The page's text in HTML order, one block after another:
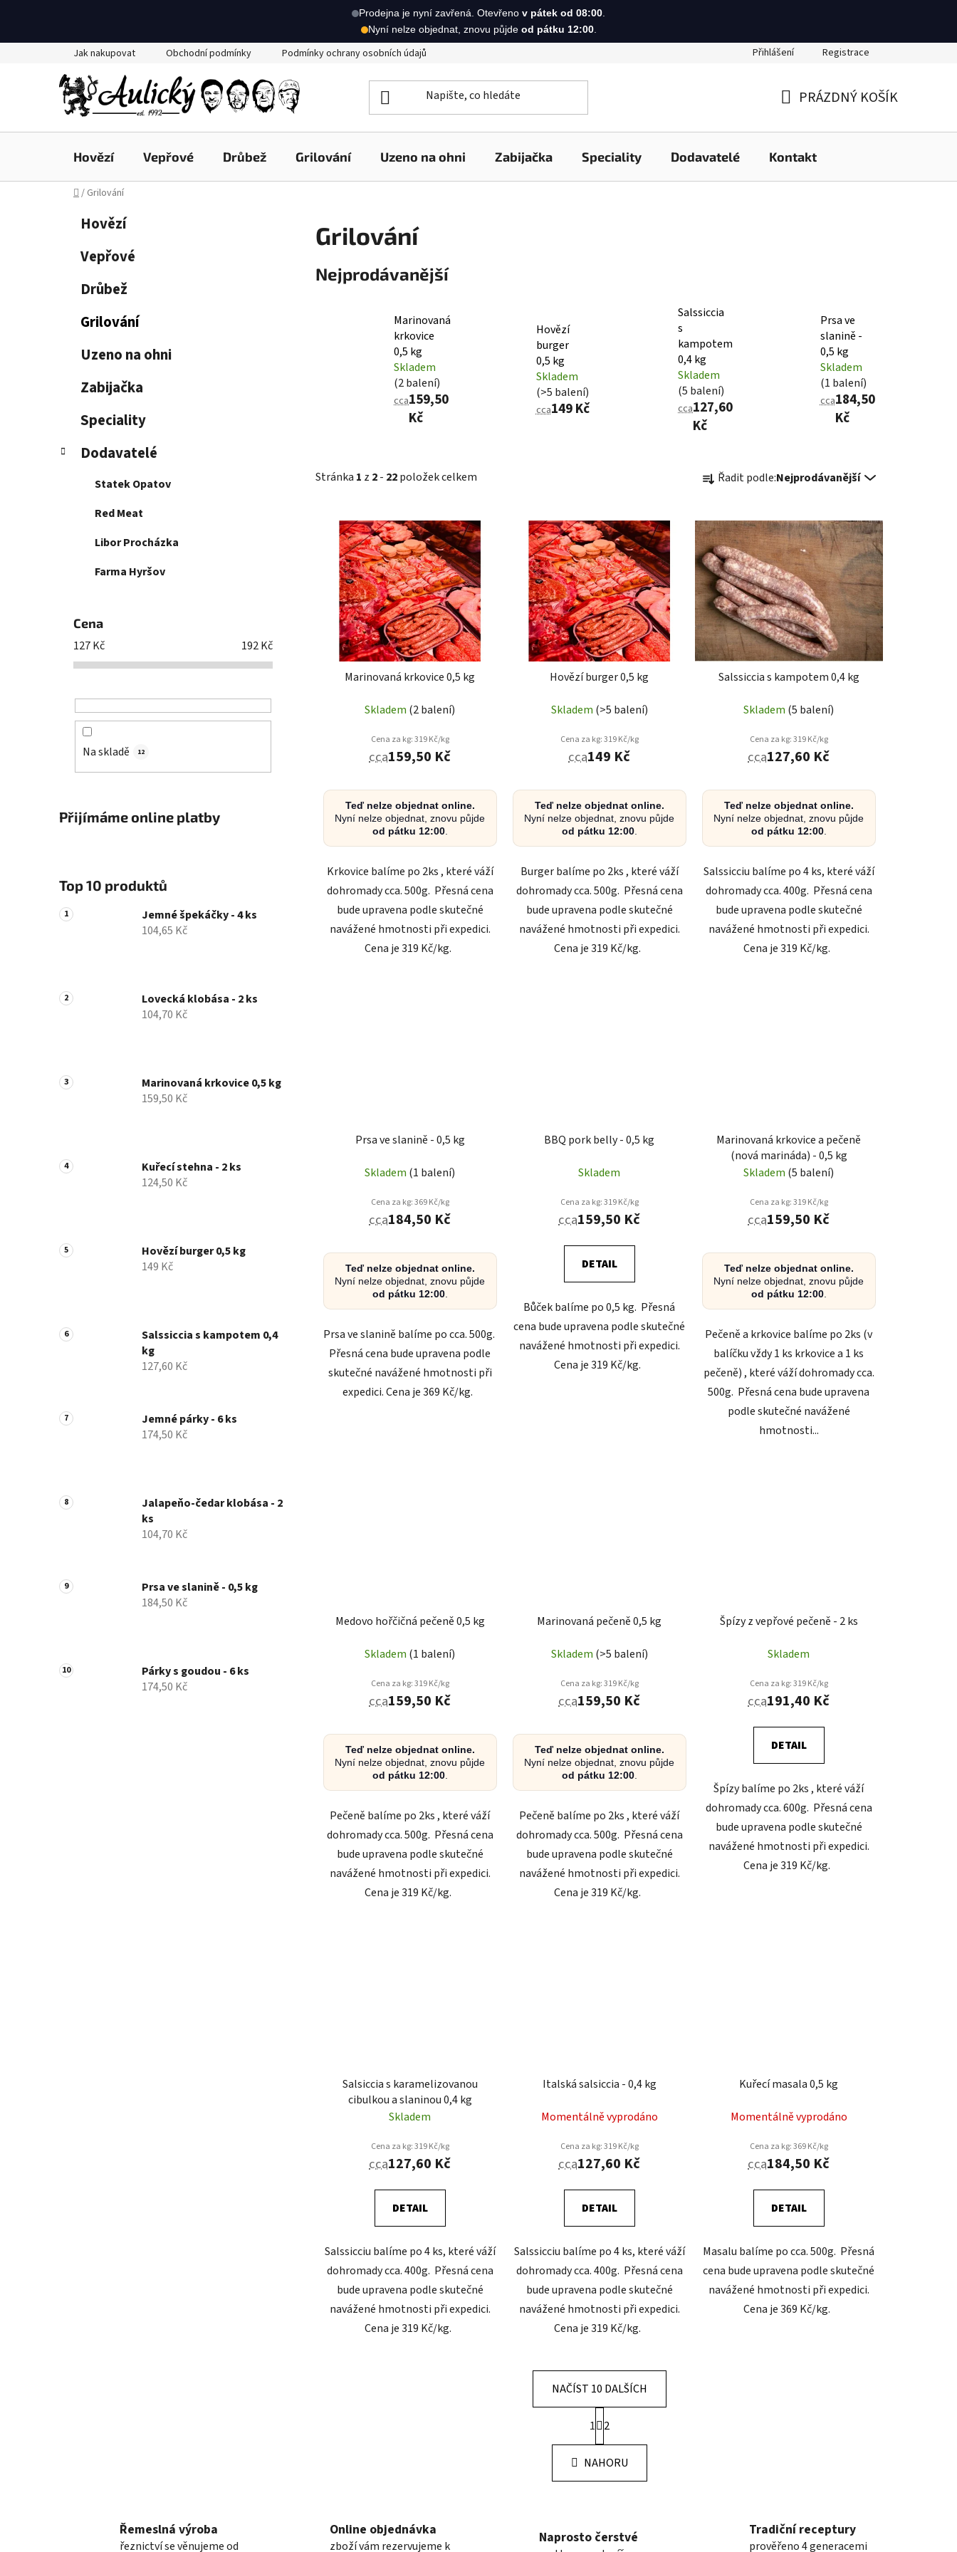
Prodejna je nyní zavřená. Otevřeno v pátek od 08:00
Nyní nelze objednat, znovu půjde od pátku 12:00.
Jak nakupovat Obchodní podmínky Podmínky ochrany osobních údajů Přihlášení Registrace
KOŠÍK
PRÁZDNÝ KOŠÍK
Hovězí Vepřové Drůbež Grilování Uzeno na ohni Zabijačka Speciality Dodavatelé Kontakt
Domů
/ Grilování
l
Přeskočit
kategorie
Hovězí
Vepřové
Drůbež
Grilování
Uzeno na ohni
Zabijačka
Speciality
Dodavatelé
Statek Opatov
Red Meat
Libor Procházka
Farma Hyršov
Cena
127Kč 192Kč
Na skladě 12
Přijímáme online platby
Top 10 produktů
Jemné špekáčky - 4 ks
104,65 Kč
Lovecká klobása - 2 ks
104,70 Kč
Marinovaná krkovice 0,5 kg
159,50 Kč
Kuřecí stehna - 2 ks
124,50 Kč
Hovězí burger 0,5 kg
149 Kč
Salssiccia s kampotem 0,4
kg
127,60 Kč
Jemné párky - 6 ks
174,50 Kč
Jalapeňo-čedar klobása - 2
ks
104,70 Kč
Prsa ve slanině - 0,5 kg
184,50 Kč
Párky s goudou - 6 ks
174,50 Kč
Grilování
Nejprodávanější
Marinovaná
krkovice
0,5 kg
Skladem
(2 balení)
cca159,50
Kč
Hovězí
burger
0,5 kg
Skladem
(>5 balení)
cca149 Kč
Salssiccia
s
kampotem
0,4 kg
Skladem
(5 balení)
cca127,60
Kč
Prsa ve
slanině -
0,5 kg
Skladem
(1 balení)
cca184,50
Kč
Stránka 1 z 2- 22položek celkem
a
e
n
í
p
r
o
d
u
Řadit podle:Nejprodávanější
Marinovaná krkovice 0,5 kg
Skladem (2 balení)
Cena za kg: 319 Kč/kg
cca159,50 Kč
Teď nelze objednat online.
Nyní nelze objednat, znovu půjde
od pátku 12:00.
Krkovice balíme po 2ks , které váží
dohromady cca. 500g. Přesná cena
bude upravena podle skutečné
navážené hmotnosti při expedici.
Cena je 319 Kč/kg.
Hovězí burger 0,5 kg
Skladem (>5 balení)
Cena za kg: 319 Kč/kg
cca149 Kč
Teď nelze objednat online.
Nyní nelze objednat, znovu půjde
od pátku 12:00.
Burger balíme po 2ks , které váží
dohromady cca. 500g. Přesná cena
bude upravena podle skutečné
navážené hmotnosti při expedici.
Cena je 319 Kč/kg.
Salssiccia s kampotem 0,4 kg
Skladem (5 balení)
Cena za kg: 319 Kč/kg
cca127,60 Kč
Teď nelze objednat online.
Nyní nelze objednat, znovu půjde
od pátku 12:00.
Salssicciu balíme po 4 ks, které váží
dohromady cca. 400g. Přesná cena
bude upravena podle skutečné
navážené hmotnosti při expedici.
Cena je 319 Kč/kg.
Prsa ve slanině - 0,5 kg
Skladem (1 balení)
Cena za kg: 369 Kč/kg
cca184,50 Kč
Teď nelze objednat online.
Nyní nelze objednat, znovu půjde
od pátku 12:00.
Prsa ve slanině balíme po cca. 500g.
Přesná cena bude upravena podle
skutečné navážené hmotnosti při
expedici. Cena je 369 Kč/kg.
BBQ pork belly - 0,5 kg
Skladem
Cena za kg: 319 Kč/kg
cca159,50 Kč
DETAIL
Bůček balíme po 0,5 kg. Přesná
cena bude upravena podle skutečné
navážené hmotnosti při expedici.
Cena je 319 Kč/kg.
Marinovaná krkovice a pečeně
(nová marináda) - 0,5 kg
Skladem (5 balení)
Cena za kg: 319 Kč/kg
cca159,50 Kč
Teď nelze objednat online.
Nyní nelze objednat, znovu půjde
od pátku 12:00.
Pečeně a krkovice balíme po 2ks (v
balíčku vždy 1 ks krkovice a 1 ks
pečeně) , které váží dohromady cca.
500g. Přesná cena bude upravena
podle skutečné navážené
hmotnosti...
Medovo hořčičná pečeně 0,5 kg
Skladem (1 balení)
Cena za kg: 319 Kč/kg
cca159,50 Kč
Teď nelze objednat online.
Nyní nelze objednat, znovu půjde
od pátku 12:00.
Pečeně balíme po 2ks , které váží
dohromady cca. 500g. Přesná cena
bude upravena podle skutečné
navážené hmotnosti při expedici.
Cena je 319 Kč/kg.
Marinovaná pečeně 0,5 kg
Skladem (>5 balení)
Cena za kg: 319 Kč/kg
cca159,50 Kč
Teď nelze objednat online.
Nyní nelze objednat, znovu půjde
od pátku 12:00.
Pečeně balíme po 2ks , které váží
dohromady cca. 500g. Přesná cena
bude upravena podle skutečné
navážené hmotnosti při expedici.
Cena je 319 Kč/kg.
Špízy z vepřové pečeně - 2 ks
Skladem
Cena za kg: 319 Kč/kg
cca191,40 Kč
DETAIL
Špízy balíme po 2ks , které váží
dohromady cca. 600g. Přesná cena
bude upravena podle skutečné
navážené hmotnosti při expedici.
Cena je 319 Kč/kg.
Salsiccia s karamelizovanou
cibulkou a slaninou 0,4 kg
Skladem
Cena za kg: 319 Kč/kg
cca127,60 Kč
DETAIL
Salssicciu balíme po 4 ks, které váží
dohromady cca. 400g. Přesná cena
bude upravena podle skutečné
navážené hmotnosti při expedici.
Cena je 319 Kč/kg.
Italská salsiccia - 0,4 kg
Momentálně vyprodáno
Cena za kg: 319 Kč/kg
cca127,60 Kč
DETAIL
Salssicciu balíme po 4 ks, které váží
dohromady cca. 400g. Přesná cena
bude upravena podle skutečné
navážené hmotnosti při expedici.
Cena je 319 Kč/kg.
Kuřecí masala 0,5 kg
Momentálně vyprodáno
Cena za kg: 369 Kč/kg
cca184,50 Kč
DETAIL
Masalu balíme po cca. 500g. Přesná
cena bude upravena podle skutečné
navážené hmotnosti při expedici.
Cena je 369 Kč/kg.
O
v
l
á
í
NAČÍST 10 DALŠÍCH
S
t
r
n
k
n
1 2
NAHORU
Řemeslná výroba
řeznictví se věnujeme od
Online objednávka
zboží vám rezervujeme k Naprosto čerstvé Tradiční receptury
prověřeno 4 generacemi